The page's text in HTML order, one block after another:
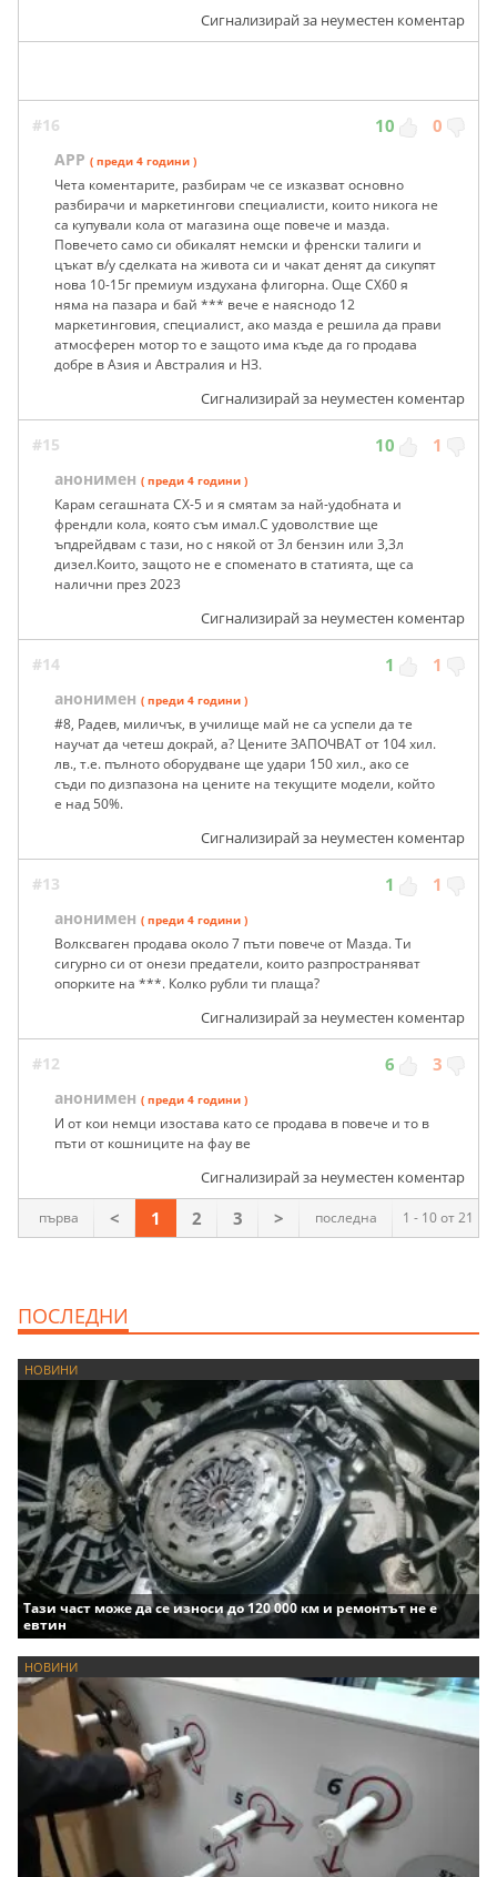
Сигнализирай за неуместен коментар
#16 10 0
APP ( преди 4 години )
Чета коментарите, разбирам че се изказват основно
разбирачи и маркетингови специалисти, които никога не
са купували кола от магазина още повече и мазда.
Повечето само си обикалят немски и френски талиги и
цъкат в/у сделката на живота си и чакат денят да сикупят
нова 10-15г премиум издухана флигорна. Още CX60 я
няма на пазара и бай *** вече е наяснодо 12
маркетинговия, специалист, ако мазда е решила да прави
атмосферен мотор то е защото има къде да го продава
добре в Азия и Австралия и НЗ.
Сигнализирай за неуместен коментар
#15 10 1
анонимен ( преди 4 години )
Карам сегашната CX-5 и я смятам за най-удобната и
френдли кола, която съм имал.С удоволствие ще
ъпдрейдвам с тази, но с някой от 3л бензин или 3,3л
дизел.Които, защото не е споменато в статията, ще са
налични през 2023
Сигнализирай за неуместен коментар
#14 1 1
анонимен ( преди 4 години )
#8, Радев, миличък, в училище май не са успели да те
научат да четеш докрай, а? Цените ЗАПОЧВАТ от 104 хил.
лв., т.е. пълното оборудване ще удари 150 хил., ако се
съди по дизпазона на цените на текущите модели, който
е над 50%.
Сигнализирай за неуместен коментар
#13 1 1
анонимен ( преди 4 години )
Волксваген продава около 7 пъти повече от Мазда. Ти
сигурно си от онези предатели, които разпространяват
опорките на ***. Колко рубли ти плаща?
Сигнализирай за неуместен коментар
#12 6 3
анонимен ( преди 4 години )
И от кои немци изостава като се продава в повече и то в
пъти от кошниците на фау ве
Сигнализирай за неуместен коментар
1 - 10 от 21
първа < 1 2 3 > последна
ПОСЛЕДНИ
НОВИНИ
Тази част може да се износи до 120 000 км и ремонтът не е
евтин
НОВИНИ